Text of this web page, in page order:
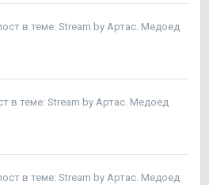
в теме: Stream by Артас. Медоед
в теме: Stream by Артас. Медоед
в теме: Stream by Артас. Медоед